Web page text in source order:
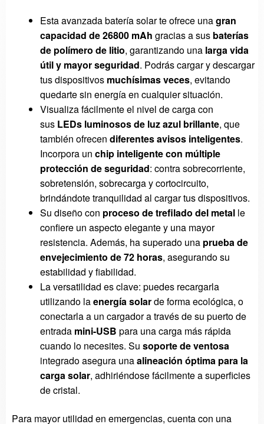
Esta avanzada batería solar te ofrece unagran
capacidad de 26800 mAh gracias a sus baterías
de polímero de litio, garantizando una larga vida
útil y mayor seguridad. Podrás cargar y descargar
tus dispositivos muchísimas veces, evitando
quedarte sin energía en cualquier situación.
Visualiza fácilmente el nivel de carga con
sus LEDs luminosos de luz azul brillante, que
también ofrecen diferentes avisos inteligentes.
Incorpora un chip inteligente con múltiple
protección de seguridad: contra sobrecorriente,
sobretensión, sobrecarga y cortocircuito,
brindándote tranquilidad al cargar tus dispositivos.
Su diseño con proceso de trefilado del metal le
confiere un aspecto elegante y una mayor
resistencia. Además, ha superado una prueba de
envejecimiento de 72 horas, asegurando su
estabilidad y fiabilidad.
La versatilidad es clave: puedes recargarla
utilizando laenergía solarde forma ecológica, o
conectarla a un cargador a través de su puerto de
entrada mini-USB para una carga más rápida
cuando lo necesites. Su soporte de ventosa
integrado asegura unaalineación óptima para la
carga solar, adhiriéndose fácilmente a superficies
de cristal.
Para mayor utilidad en emergencias, cuenta con una